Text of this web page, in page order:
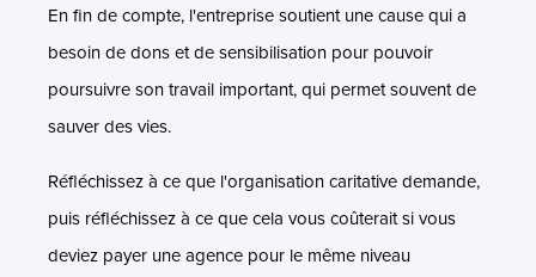
En fin de compte, l'entreprise soutient une cause qui a
besoin de dons et de sensibilisation pour pouvoir
poursuivre son travail important, qui permet souvent de
sauver des vies.
Réfléchissez à ce que l'organisation caritative demande,
puis réfléchissez à ce que cela vous coûterait si vous
deviez payer une agence pour le même niveau